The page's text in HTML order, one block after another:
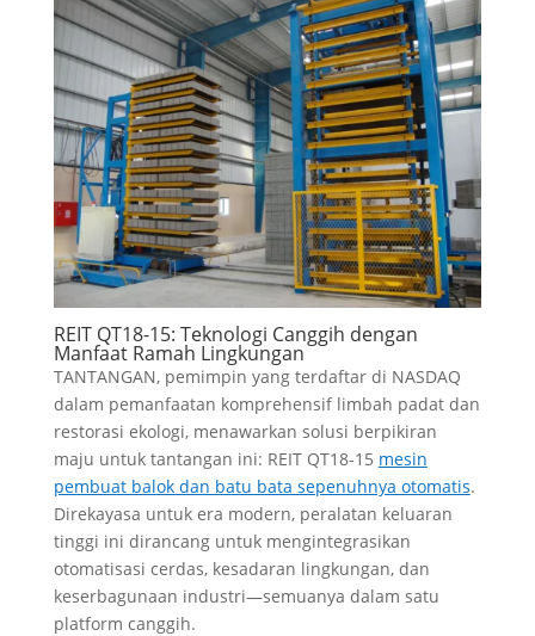
REIT QT18-15: Teknologi Canggih dengan
Manfaat Ramah Lingkungan
TANTANGAN, pemimpin yang terdaftar di NASDAQ
dalam pemanfaatan komprehensif limbah padat dan
restorasi ekologi, menawarkan solusi berpikiran
maju untuk tantangan ini: REIT QT18-15 mesin
pembuat balok dan batu bata sepenuhnya otomatis.
Direkayasa untuk era modern, peralatan keluaran
tinggi ini dirancang untuk mengintegrasikan
otomatisasi cerdas, kesadaran lingkungan, dan
keserbagunaan industri—semuanya dalam satu
platform canggih.